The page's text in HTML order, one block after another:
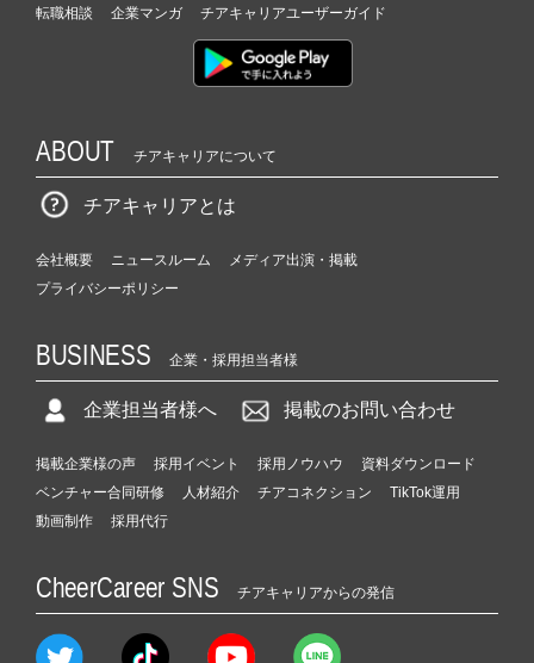
転職相談
企業マンガ チアキャリアユーザーガイド
ABOUT チアキャリアについて
チアキャリアとは
会社概要 ニュースルーム
メディア出演・掲載
プライバシーポリシー
BUSINESS 企業・採用担当者様
企業担当者様へ 掲載のお問い合わせ
掲載企業様の声 採用イベント 採用ノウハウ
資料ダウンロード
ベンチャー合同研修
人材紹介 チアコネクション
TikTok運用
動画制作
採用代行
CheerCareer SNS チアキャリアからの発信